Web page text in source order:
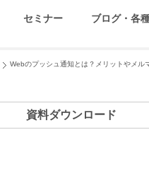
メールリレーサーバー
セミナー ブログ・各
Webのプッシュ通知とは？メリットやメル
資料ダウンロード